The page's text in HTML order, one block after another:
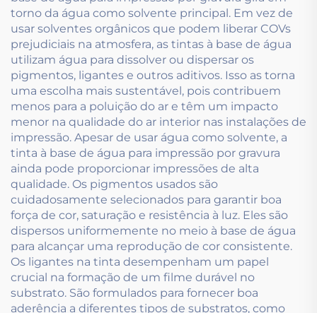
torno da água como solvente principal. Em vez de
usar solventes orgânicos que podem liberar COVs
prejudiciais na atmosfera, as tintas à base de água
utilizam água para dissolver ou dispersar os
pigmentos, ligantes e outros aditivos. Isso as torna
uma escolha mais sustentável, pois contribuem
menos para a poluição do ar e têm um impacto
menor na qualidade do ar interior nas instalações de
impressão. Apesar de usar água como solvente, a
tinta à base de água para impressão por gravura
ainda pode proporcionar impressões de alta
qualidade. Os pigmentos usados são
cuidadosamente selecionados para garantir boa
força de cor, saturação e resistência à luz. Eles são
dispersos uniformemente no meio à base de água
para alcançar uma reprodução de cor consistente.
Os ligantes na tinta desempenham um papel
crucial na formação de um filme durável no
substrato. São formulados para fornecer boa
aderência a diferentes tipos de substratos, como